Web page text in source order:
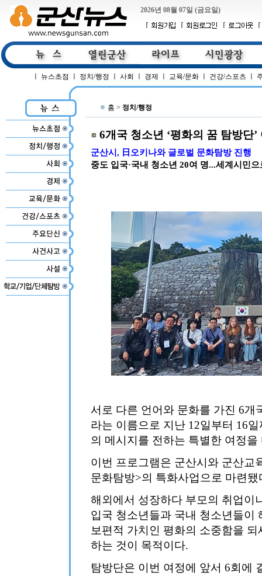
2026년 08월 07일 (금요일)
뉴스초점 정치/행정 사회 경제 교육/문화 건강/스포츠
홈 > 정치/행정
6개국 청소년 ‘평화의 꿈 탐방단’
군산시, 日오키나와 글로벌 문화탐방 진행
중도 입국·국내 청소년 20여 명...세계시민으
서로 다른 언어와 문화를 가진 6개
라는 이름으로 지난 12일부터 16
의 메시지를 전하는 특별한 여정을
이번 프로그램은 군산시와 군산교
문화탐방>의 특화사업으로 마련됐
해외에서 성장하다 부모의 취업이
입국 청소년들과 국내 청소년들이
보편적 가치인 평화의 소중함을
하는 것이 목적이다.
탐방단은 이번 여정에 앞서 6회에